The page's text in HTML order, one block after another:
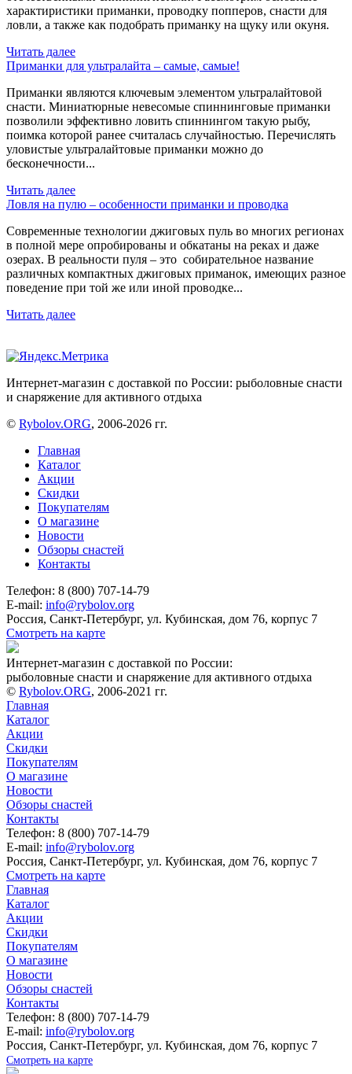
характиристики приманки, проводку попперов, снасти для
ловли, а также как подобрать приманку на щуку или окуня.
Читать далее
Приманки для ультралайта – самые, самые!
Приманки являются ключевым элементом ультралайтовой
снасти. Миниатюрные невесомые спиннинговые приманки
позволили эффективно ловить спиннингом такую рыбу,
поимка которой ранее считалась случайностью. Перечислять
уловистые ультралайтовые приманки можно до
бесконечности...
Читать далее
Ловля на пулю – особенности приманки и проводка
Современные технологии джиговых пуль во многих регионах
в полной мере опробированы и обкатаны на реках и даже
озерах. В реальности пуля – это собирательное название
различных компактных джиговых приманок, имеющих разное
поведение при той же или иной проводке...
Читать далее
Интернет-магазин с доставкой по России: рыболовные снасти
и снаряжение для активного отдыха
© Rybolov.ORG, 2006-2026 гг.
Главная
Каталог
Акции
Скидки
Покупателям
О магазине
Новости
Обзоры снастей
Контакты
Телефон: 8 (800) 707-14-79
E-mail: info@rybolov.org
Россия, Санкт-Петербург, ул. Кубинская, дом 76, корпус 7
Смотреть на карте
Интернет-магазин с доставкой по России:
рыболовные снасти и снаряжение для активного отдыха
© Rybolov.ORG, 2006-2021 гг.
Главная
Каталог
Акции
Скидки
Покупателям
О магазине
Новости
Обзоры снастей
Контакты
Телефон: 8 (800) 707-14-79
E-mail: info@rybolov.org
Россия, Санкт-Петербург, ул. Кубинская, дом 76, корпус 7
Смотреть на карте
Главная
Каталог
Акции
Скидки
Покупателям
О магазине
Новости
Обзоры снастей
Контакты
Телефон: 8 (800) 707-14-79
E-mail: info@rybolov.org
Россия, Санкт-Петербург, ул. Кубинская, дом 76, корпус 7
Смотреть на карте